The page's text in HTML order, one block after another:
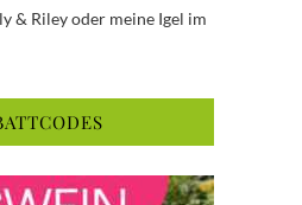
& Riley oder meine Igel im